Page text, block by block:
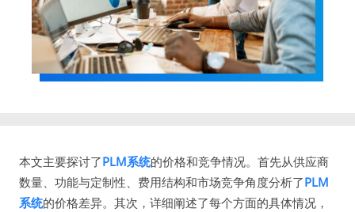
本文主要探讨了PLM系统的价格和竞争情况。首先从供应商
数量、功能与定制性、费用结构和市场竞争角度分析了PLM
系统的价格差异。其次，详细阐述了每个方面的具体情况，